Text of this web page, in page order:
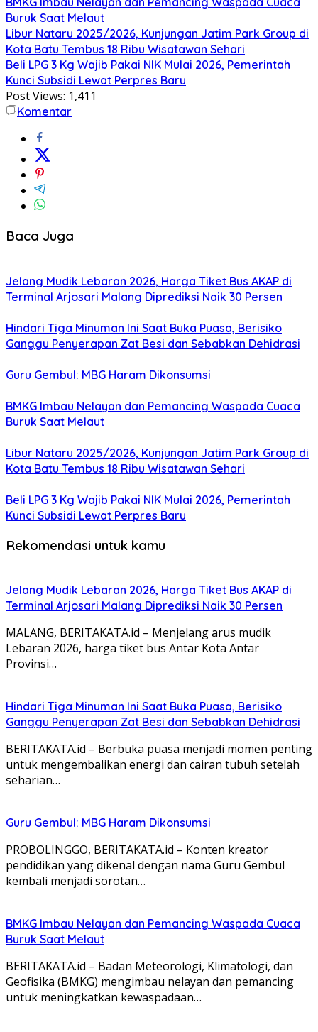
Buruk Saat Melaut
Libur Nataru 2025/2026, Kunjungan Jatim Park Group di
Kota Batu Tembus 18 Ribu Wisatawan Sehari
Beli LPG 3 Kg Wajib Pakai NIK Mulai 2026, Pemerintah
Kunci Subsidi Lewat Perpres Baru
Post Views: 1,411
Komentar
Baca Juga
Jelang Mudik Lebaran 2026, Harga Tiket Bus AKAP di
Terminal Arjosari Malang Diprediksi Naik 30 Persen
Hindari Tiga Minuman Ini Saat Buka Puasa, Berisiko
Ganggu Penyerapan Zat Besi dan Sebabkan Dehidrasi
Guru Gembul: MBG Haram Dikonsumsi
BMKG Imbau Nelayan dan Pemancing Waspada Cuaca
Buruk Saat Melaut
Libur Nataru 2025/2026, Kunjungan Jatim Park Group di
Kota Batu Tembus 18 Ribu Wisatawan Sehari
Beli LPG 3 Kg Wajib Pakai NIK Mulai 2026, Pemerintah
Kunci Subsidi Lewat Perpres Baru
Rekomendasi untuk kamu
Jelang Mudik Lebaran 2026, Harga Tiket Bus AKAP di
Terminal Arjosari Malang Diprediksi Naik 30 Persen
MALANG, BERITAKATA.id – Menjelang arus mudik
Lebaran 2026, harga tiket bus Antar Kota Antar
Provinsi…
Hindari Tiga Minuman Ini Saat Buka Puasa, Berisiko
Ganggu Penyerapan Zat Besi dan Sebabkan Dehidrasi
BERITAKATA.id – Berbuka puasa menjadi momen penting
untuk mengembalikan energi dan cairan tubuh setelah
seharian…
Guru Gembul: MBG Haram Dikonsumsi
PROBOLINGGO, BERITAKATA.id – Konten kreator
pendidikan yang dikenal dengan nama Guru Gembul
kembali menjadi sorotan…
BMKG Imbau Nelayan dan Pemancing Waspada Cuaca
Buruk Saat Melaut
BERITAKATA.id – Badan Meteorologi, Klimatologi, dan
Geofisika (BMKG) mengimbau nelayan dan pemancing
untuk meningkatkan kewaspadaan…